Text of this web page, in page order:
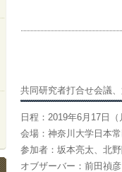
共同研究者打合せ会議
日程：2019年6月17日
会場：神奈川大学日本
参加者：坂本亮太、北
オブザーバー：前田禎